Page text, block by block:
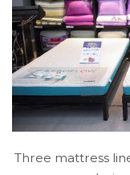
Three mattress